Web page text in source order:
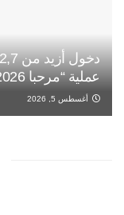
عملية “مرحبا 2026”
أغسطس 5, 2026